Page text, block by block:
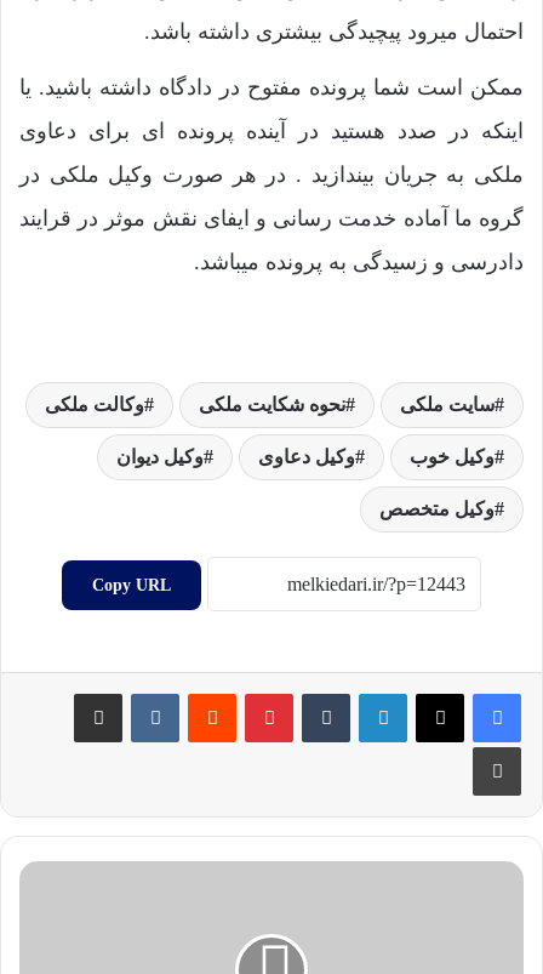
احتمال میرود پیچیدگی بیشتری داشته باشد.
ممکن است شما پرونده مفتوح در دادگاه داشته باشید. یا
اینکه در صدد هستید در آینده پرونده ای برای دعاوی
ملکی به جریان بیندازید . در هر صورت وکیل ملکی در
گروه ما آماده خدمت رسانی و ایفای نقش موثر در قرایند
دادرسی و زسیدگی به پرونده میباشد.
سایت ملکی نحوه شکایت ملکی وکالت ملکی
وکیل خوب وکیل دعاوی وکیل دیوان
وکیل متخصص
Copy URL